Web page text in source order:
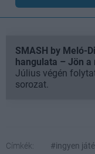
SMASH by Meló-
hangulata – Jön
Július végén
sorozat.
Címkék: #ingyen